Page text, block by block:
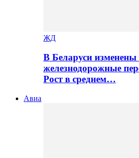
ЖД
В Беларуси
железнодорожные
Рост в среднем…
Авиа